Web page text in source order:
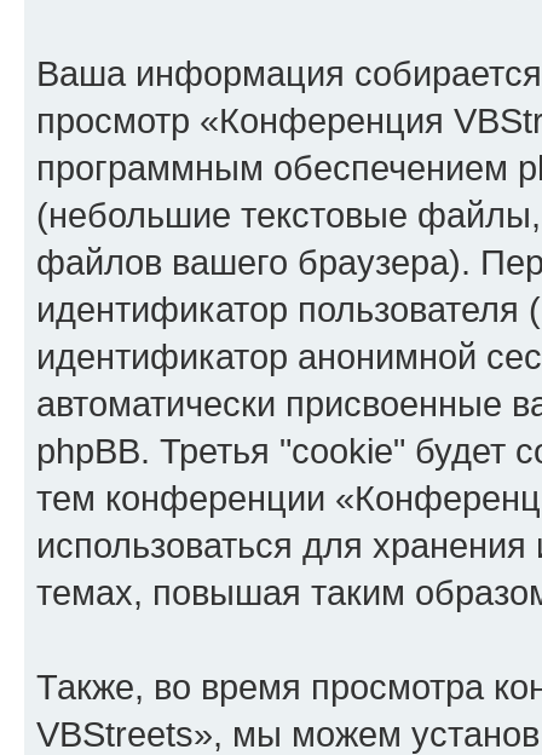
Ваша информация
просмотр «Конференция
программным обеспечением
(небольшие текстовые
файлов вашего браузера).
идентификатор
идентификатор анонимной
автоматически присвоенные
phpBB. Третья "cookie" будет
тем конференции
использоваться для
темах, повышая таким
Также, во время просмотра
VBStreets», мы можем